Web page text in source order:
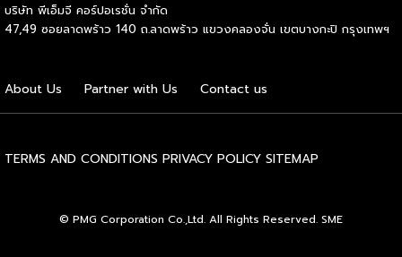
กิจกรรมแรกเป็นการอบรมหลักสูตรการบริหารจัดการธุรกิจแฟรน
ไชส์ (DBD Franchise Program: DBD-FP) รุ่นที่ 29 ซึ่งเป็น
คุณวุฒิจากภาครัฐ ภาคเอกชน และสถาบันการศึกษา ที่มาร่วมบ่ม
เพาะความรู้เชิงปฏิบัติการให้แก่ผู้ประกอบธุรกิจแฟรนไชส์อย่างเข้ม
บริษัท พีเอ็มจี คอร์ปอเรชั่น จำกัด
47,49 ซอยลาดพร้าว 140 ถ.ลาดพร้าว แขวงคลองจั่น เขตบางกะปิ กรุงเทพฯ
About Us Partner with Us Contact us
TERMS AND CONDITIONS PRIVACY POLICY SITEMAP
© PMG Corporation Co.,Ltd. All Rights Reserved. SME